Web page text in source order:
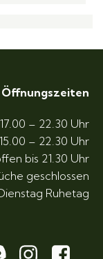
Öffnungszeiten
– 22.30 Uhr
– 22.30 Uhr
bis 21.30 Uhr
geschlossen
Ruhetag